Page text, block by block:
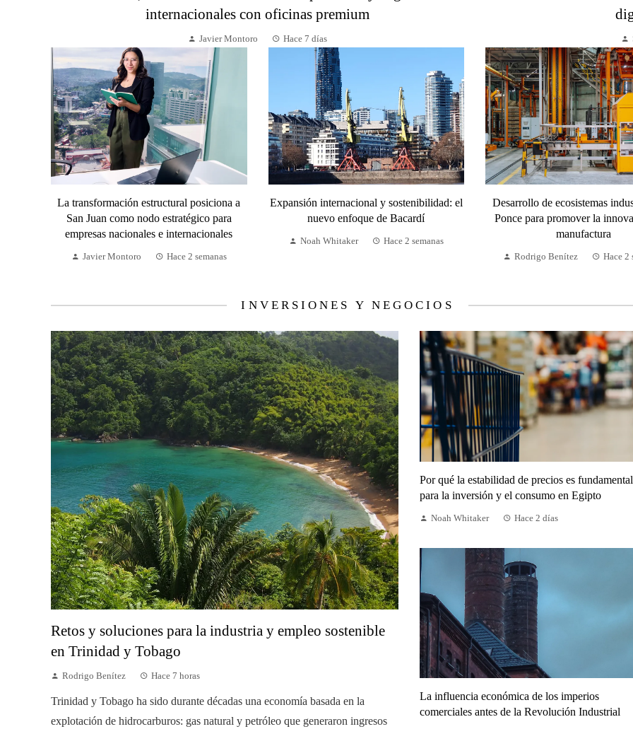
internacionales con oficinas premium
Javier Montoro Hace 7 días
La transformación estructural posiciona a
San Juan como nodo estratégico para
empresas nacionales e internacionales
Javier Montoro Hace 2 semanas
Expansión internacional y sostenibilidad: el
nuevo enfoque de Bacardí
Noah Whitaker Hace 2 semanas
Desarrollo de ecosistemas
Ponce para promover la
manufactura
Rodrigo Benítez Hace 2
INVERSIONES Y NEGOCIOS
Retos y soluciones para la industria y empleo sostenible
en Trinidad y Tobago
Rodrigo Benítez Hace 7 horas
Trinidad y Tobago ha sido durante décadas una economía basada en la
explotación de hidrocarburos: gas natural y petróleo que generaron ingresos
Por qué la estabilidad de precios es fundamental
para la inversión y el consumo en Egipto
Noah Whitaker Hace 2 días
La influencia económica de los imperios
comerciales antes de la Revolución Industrial